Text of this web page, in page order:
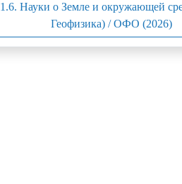
1.6. Науки о Земле и окружающей
Геофизика) / ОФО (2026)